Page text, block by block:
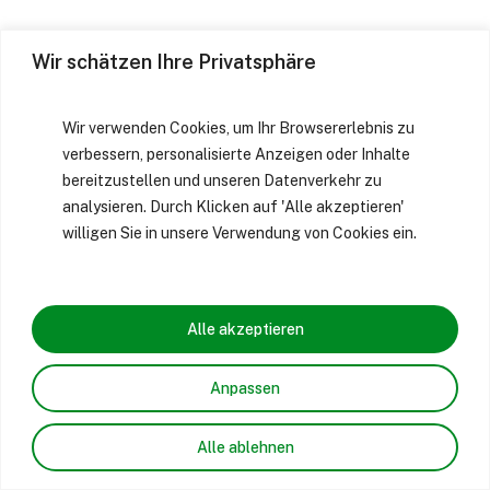
Wir schätzen Ihre Privatsphäre
Wir verwenden Cookies, um Ihr Browsererlebnis zu
verbessern, personalisierte Anzeigen oder Inhalte
bereitzustellen und unseren Datenverkehr zu
analysieren. Durch Klicken auf 'Alle akzeptieren'
willigen Sie in unsere Verwendung von Cookies ein.
Anpassen
Alle ablehnen
Alle akzeptieren